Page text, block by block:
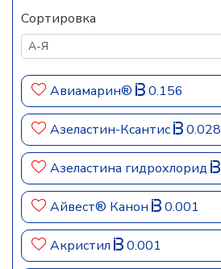
Сортировка
Авиамарин® 0.156
Азеластин-Ксантис 0.028
Азеластина гидрохлорид
Айвест® Канон 0.001
Акристил 0.001